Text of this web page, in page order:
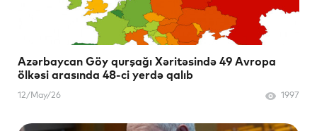
Azərbaycan Göy qurşağı Xəritəsində 49 Avropa
ölkəsi arasında 48-ci yerdə qalıb
12/May/26 1997